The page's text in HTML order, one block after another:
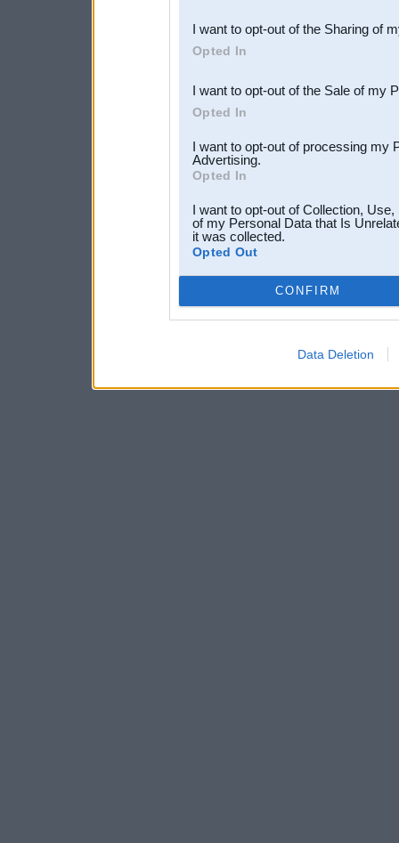
Downstream Participants
third parties.
I want to opt-out of the Sharing of
Opted In
I want to opt-out of the Sale of my
Opted In
I want to opt-out of processing my
Advertising.
Opted In
I want to opt-out of Collection,
of my Personal Data that Is
it was collected.
Opted Out
CONFIRM
Data Deletion